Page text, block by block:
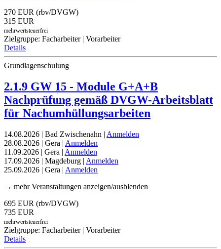
270 EUR (rbv/DVGW)
315 EUR
mehrwertsteuerfrei
Zielgruppe: Facharbeiter | Vorarbeiter
Details
Grundlagenschulung
2.1.9 GW 15 - Module G+A+B
Nachprüfung gemäß DVGW-Arbeitsblatt
für Nachumhüllungsarbeiten
14.08.2026 | Bad Zwischenahn | Anmelden
28.08.2026 | Gera | Anmelden
11.09.2026 | Gera | Anmelden
17.09.2026 | Magdeburg | Anmelden
25.09.2026 | Gera | Anmelden
→ mehr Veranstaltungen anzeigen/ausblenden
695 EUR (rbv/DVGW)
735 EUR
mehrwertsteuerfrei
Zielgruppe: Facharbeiter | Vorarbeiter
Details